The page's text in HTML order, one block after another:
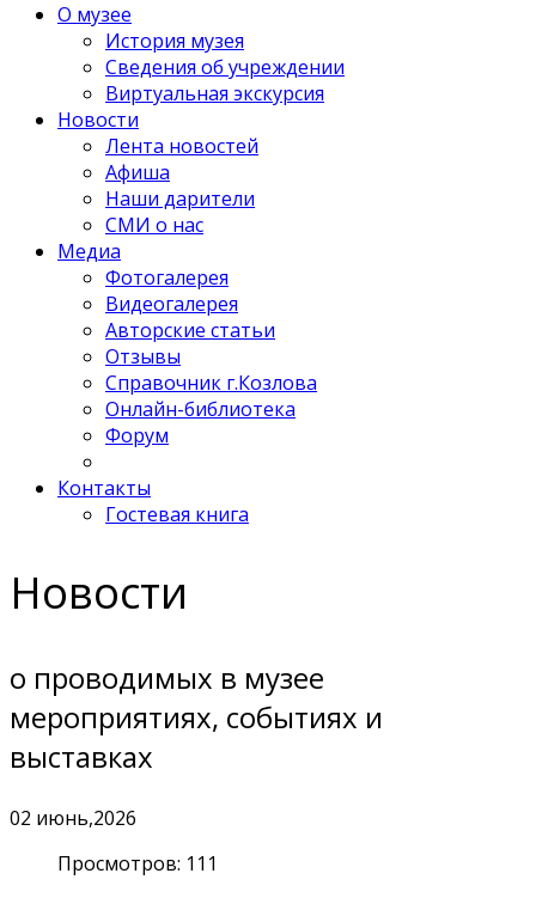
О музее
История музея
Сведения об учреждении
Виртуальная экскурсия
Новости
Лента новостей
Афиша
Наши дарители
СМИ о нас
Медиа
Фотогалерея
Видеогалерея
Авторские статьи
Отзывы
Справочник г.Козлова
Онлайн-библиотека
Форум
Контакты
Гостевая книга
Новости
о проводимых в музее
мероприятиях, событиях и
выставках
02 июнь,2026
Просмотров: 111